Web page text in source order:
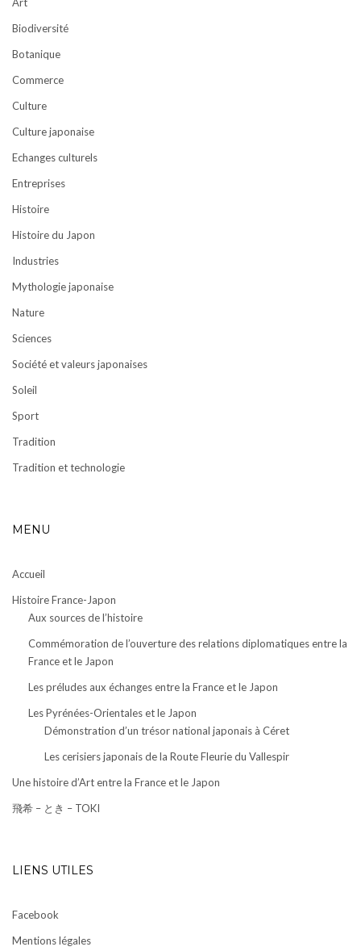
Biodiversité
Botanique
Commerce
Culture
Culture japonaise
Echanges culturels
Entreprises
Histoire
Histoire du Japon
Industries
Mythologie japonaise
Nature
Sciences
Société et valeurs japonaises
Soleil
Sport
Tradition
Tradition et technologie
MENU
Accueil
Histoire France-Japon
Aux sources de l’histoire
Commémoration de l’ouverture des relations diplomatiques entre la
France et le Japon
Les préludes aux échanges entre la France et le Japon
Les Pyrénées-Orientales et le Japon
Démonstration d’un trésor national japonais à Céret
Les cerisiers japonais de la Route Fleurie du Vallespir
Une histoire d’Art entre la France et le Japon
飛希 – とき – TOKI
LIENS UTILES
Facebook
Mentions légales